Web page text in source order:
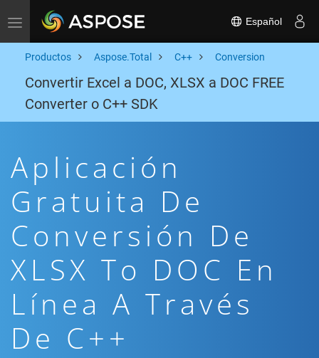
Toggle navigation Español
Productos Aspose.Total C++ Conversion
Convertir Excel a DOC, XLSX a DOC FREE
Converter o C++ SDK
Aplicación
Gratuita De
Conversión De
XLSX To DOC En
Línea A Través
De C++